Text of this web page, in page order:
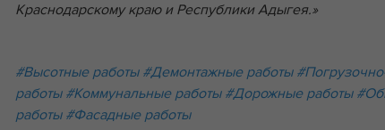
Краснодарскому краю и Республики Адыгея.»
#Высотные работы #Демонтажные работы
работы #Коммунальные работы #Дорожные работы
работы #Фасадные работы